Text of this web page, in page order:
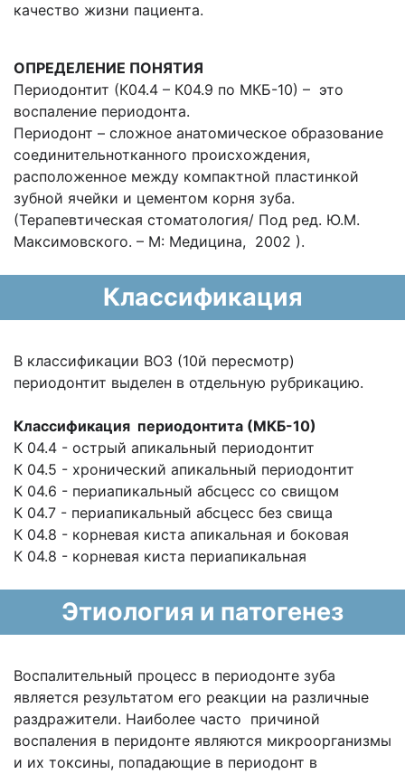
качество жизни пациента.
ОПРЕДЕЛЕНИЕ ПОНЯТИЯ
Периодонтит (К04.4 – К04.9 по МКБ-10) – это
воспаление периодонта.
Периодонт – сложное анатомическое образование
соединительнотканного происхождения,
расположенное между компактной пластинкой
зубной ячейки и цементом корня зуба.
(Терапевтическая стоматология/ Под ред. Ю.М.
Максимовского. – М: Медицина, 2002 ).
Классификация
В классификации ВОЗ (10й пересмотр)
периодонтит выделен в отдельную рубрикацию.
Классификация периодонтита (МКБ-10)
К 04.4 - острый апикальный периодонтит
К 04.5 - хронический апикальный периодонтит
К 04.6 - периапикальный абсцесс со свищом
К 04.7 - периапикальный абсцесс без свища
К 04.8 - корневая киста апикальная и боковая
К 04.8 - корневая киста периапикальная
Этиология и патогенез
Воспалительный процесс в периодонте зуба
является результатом его реакции на различные
раздражители. Наиболее часто причиной
воспаления в перидонте являются микроорганизмы
и их токсины, попадающие в периодонт в